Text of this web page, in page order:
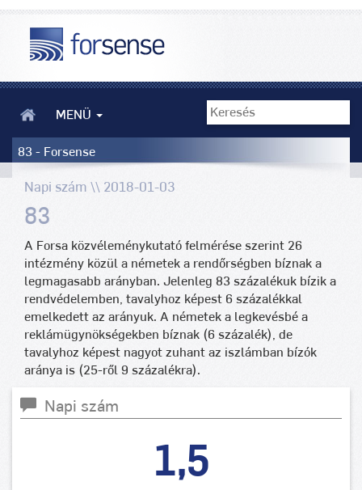
MENÜ
83 - Forsense
Napi szám \\ 2018-01-03
83
A Forsa közvéleménykutató felmérése szerint 26
intézmény közül a németek a rendőrségben bíznak a
legmagasabb arányban. Jelenleg 83 százalékuk bízik a
rendvédelemben, tavalyhoz képest 6 százalékkal
emelkedett az arányuk. A németek a legkevésbé a
reklámügynökségekben bíznak (6 százalék), de
tavalyhoz képest nagyot zuhant az iszlámban bízók
aránya is (25-ről 9 százalékra).
Napi szám
1,5